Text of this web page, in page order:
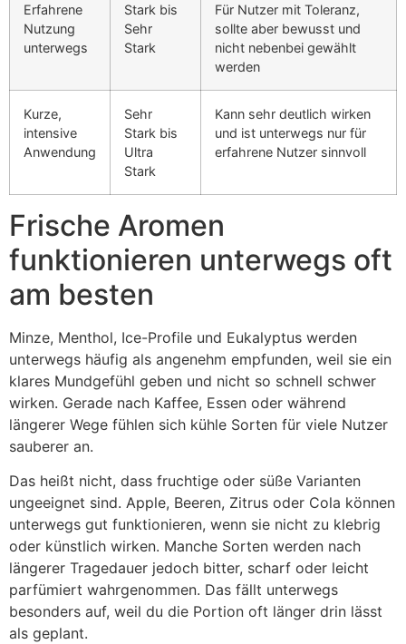
Erfahrene
Nutzung
unterwegs
Stark bis
Sehr
Stark
Für Nutzer mit Toleranz,
sollte aber bewusst und
nicht nebenbei gewählt
werden
Kurze,
intensive
Anwendung
Sehr
Stark bis
Ultra
Stark
Kann sehr deutlich wirken
und ist unterwegs nur für
erfahrene Nutzer sinnvoll
Frische Aromen
funktionieren unterwegs oft
am besten
Minze, Menthol, Ice-Profile und Eukalyptus werden
unterwegs häufig als angenehm empfunden, weil sie ein
klares Mundgefühl geben und nicht so schnell schwer
wirken. Gerade nach Kaffee, Essen oder während
längerer Wege fühlen sich kühle Sorten für viele Nutzer
sauberer an.
Das heißt nicht, dass fruchtige oder süße Varianten
ungeeignet sind. Apple, Beeren, Zitrus oder Cola können
unterwegs gut funktionieren, wenn sie nicht zu klebrig
oder künstlich wirken. Manche Sorten werden nach
längerer Tragedauer jedoch bitter, scharf oder leicht
parfümiert wahrgenommen. Das fällt unterwegs
besonders auf, weil du die Portion oft länger drin lässt
als geplant.